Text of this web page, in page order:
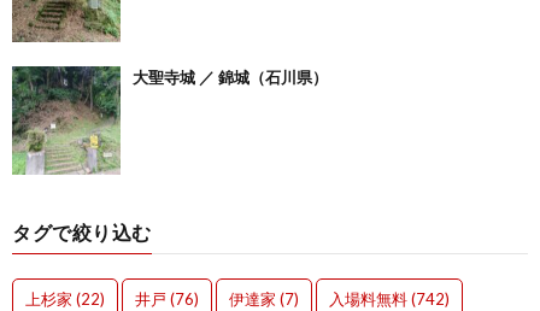
大聖寺城 ／ 錦城（石川県）
タグで絞り込む
上杉家 (22) 井戸 (76) 伊達家 (7) 入場料無料(742)